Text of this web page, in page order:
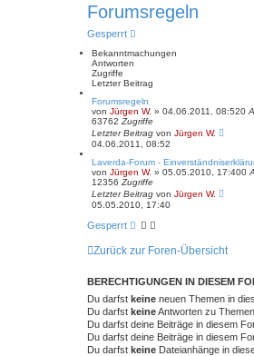
Forumsregeln
Gesperrt
Bekanntmachungen
Antworten
Zugriffe
Letzter Beitrag
Forumsregeln
von Jürgen W. » 04.06.2011, 08:520
63762 Zugriffe
Letzter Beitrag von Jürgen W.
04.06.2011, 08:52
Laverda-Forum -
von Jürgen W. » 05.05.2010, 17:400
12356 Zugriffe
Letzter Beitrag von Jürgen W.
05.05.2010, 17:40
Gesperrt
Zurück zur Foren-Übersicht
BERECHTIGUNGEN IN DIESEM
Du darfst keine neuen Themen in
Du darfst keineAntworten zu
Du darfst deine Beiträge in diesem
Du darfst deine Beiträge in diesem
Du darfst keine Dateianhänge in